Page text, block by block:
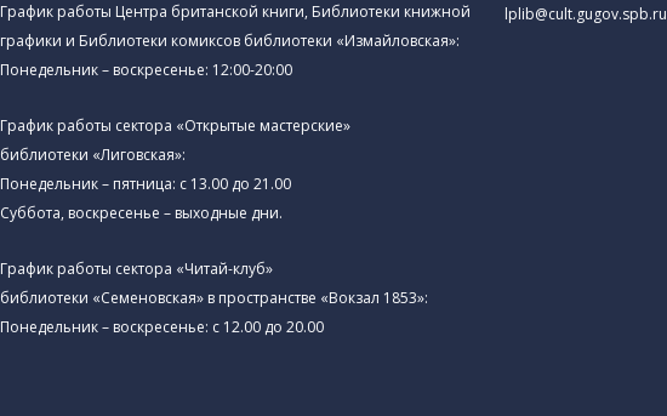
График работы Центра британской книги, Библиотеки книжной
графики и Библиотеки комиксов библиотеки «Измайловская»:
Понедельник – воскресенье: 12:00-20:00
График работы сектора «Открытые мастерские»
библиотеки «Лиговская»:
Понедельник – пятница: с 13.00 до 21.00⁠
Суббота, воскресенье – выходные дни.
График работы сектора «Читай-клуб»
библиотеки «Семеновская» в пространстве «Вокзал 1853»:
Понедельник – воскресенье: с 12.00 до 20.00
lplib@cult.gugov.spb.ru